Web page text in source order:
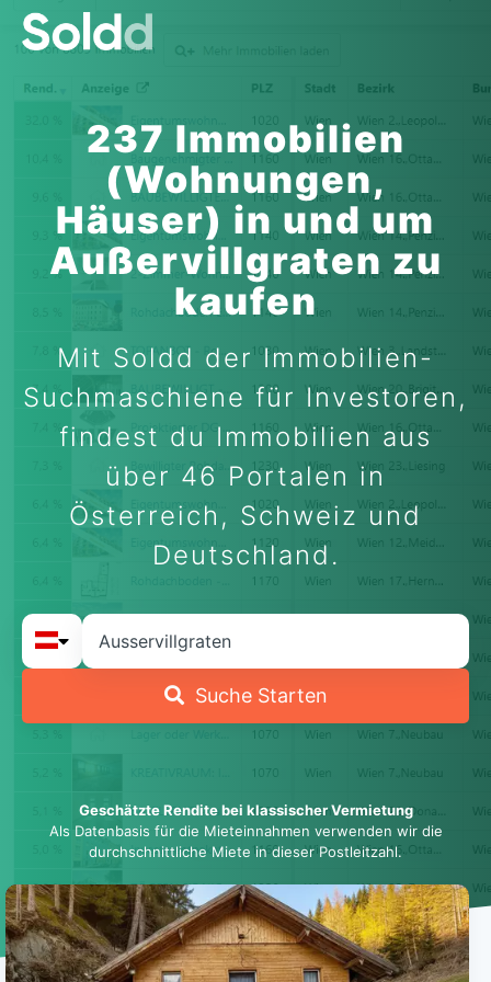
237 Immobilien
(Wohnungen,
Häuser) in und um
Außervillgraten zu
kaufen
Mit Soldd der Immobilien-
Suchmaschiene für Investoren,
findest du Immobilien aus
über 46 Portalen in
Österreich, Schweiz und
Deutschland.
Suche Starten
Geschätzte Rendite bei klassischer Vermietung
Als Datenbasis für die Mieteinnahmen verwenden wir die
durchschnittliche Miete in dieser Postleitzahl.